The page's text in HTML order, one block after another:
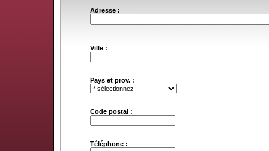
Adresse :
Ville :
Pays et prov. :
Code postal :
Téléphone :